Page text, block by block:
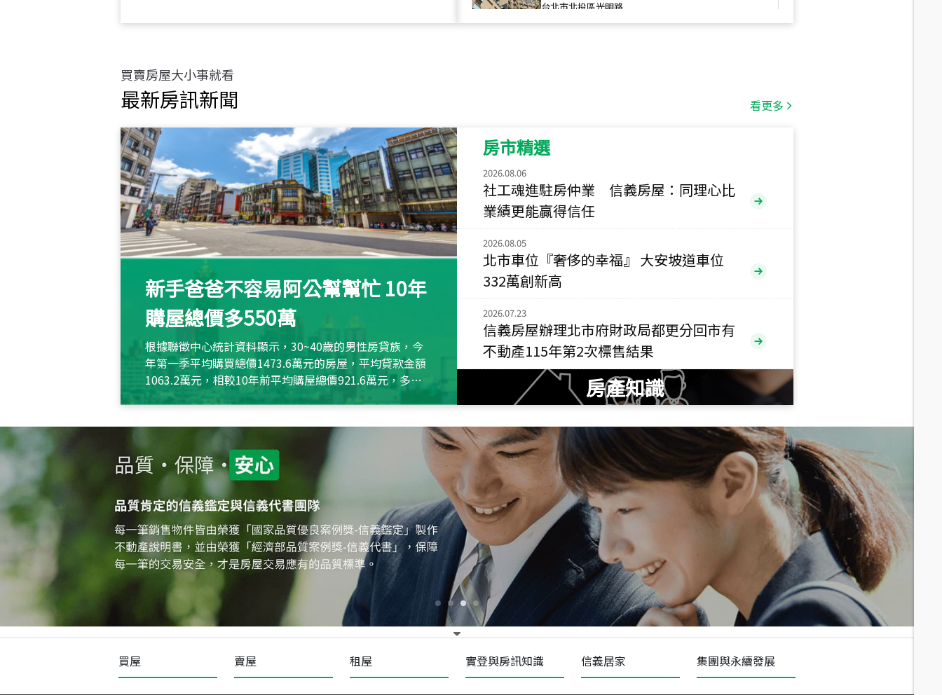
115
新北市永和區環河西路二段
115年07月 成交
央央 5,800萬
115年
小西華 1,938萬
115 年07 月 成交
捷豹
台北市中山區長春路
115年07月 成交
十泉十美
台北市北投區光明路
總價
1,020萬
年 07月 成交
四維天廈
新竹市新竹市四維路
總價
490萬
115 月 成交
菁英典藏
新竹市新竹市慈祥路
1,808
買賣房屋大小事就看
最新房訊新聞 看更多
新手爸爸不容易阿公幫幫忙 10年
購屋總價多550萬
根據聯徵中心統計資料顯示，30~40歲的男性房貸族，今
年第一季平均購買總價1473.6萬元的房屋，平均貸款金額
1063.2萬元，相較10年前平均購屋總價921.6萬元，多出
約550萬元，且貸款金額也多
房市精選
2026.08.06
社工魂進駐房仲業 信義房屋：同理心比
業績更能贏得信任
2026.08.05
北市車位『奢侈的幸福』 大安坡道車位
332萬創新高
2026.07.23
信義房屋辦理北市府財政局都更分回市有
不動產115年第2次標售結果
房產知識
買屋 賣屋 租屋 實登與房訊知識 信義居家 集團與永續發展